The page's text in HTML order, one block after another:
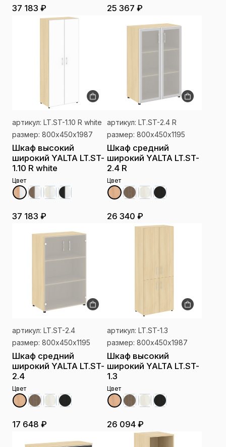
37 183 ₽ 25 367 ₽
артикул: LT.ST-1.10 R white
размер: 800х450х1987
Шкаф высокий
широкий YALTA LT.ST-
1.10 R white
Цвет
37 183 ₽
артикул: LT.ST-2.4 R
размер: 800х450х1195
Шкаф средний
широкий YALTA LT.ST-
2.4 R
Цвет
26 340 ₽
артикул: LT.ST-2.4
размер: 800х450х1195
Шкаф средний
широкий YALTA LT.ST-
2.4
Цвет
17 648 ₽
артикул: LT.ST-1.3
размер: 800х450х1987
Шкаф высокий
широкий YALTA LT.ST-
1.3
Цвет
26 094 ₽